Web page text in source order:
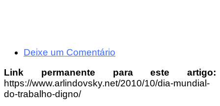
Deixe um Comentário
Link permanente para este artigo:
https://www.arlindovsky.net/2010/10/dia-mundial-
do-trabalho-digno/